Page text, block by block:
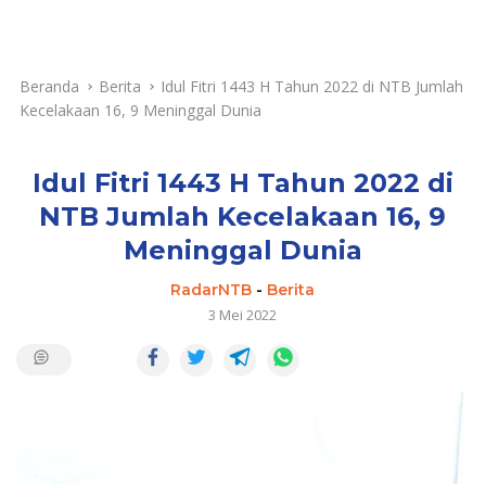
Beranda Berita
Idul Fitri 1443 H Tahun 2022 di NTB Jumlah
Kecelakaan 16, 9 Meninggal Dunia
Idul Fitri 1443 H Tahun 2022 di
NTB Jumlah Kecelakaan 16, 9
Meninggal Dunia
RadarNTB - Berita
3 Mei 2022